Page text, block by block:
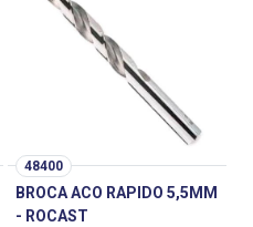
48400
BROCA ACO RAPIDO 5,5MM
- ROCAST